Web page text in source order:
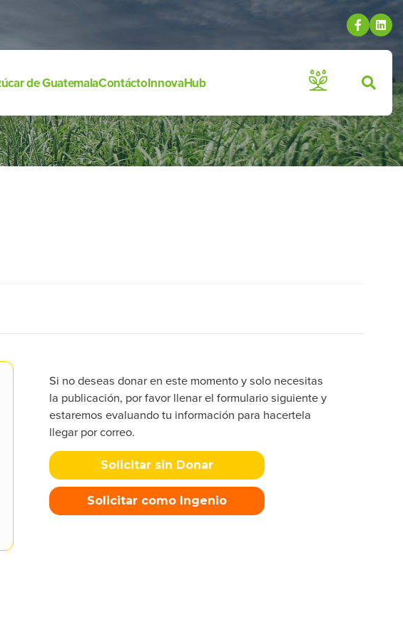
de GuatemalaContáctoInnovaHub
Si no deseas donar en este momento y solo necesitas
la publicación, por favor llenar el formulario siguiente y
estaremos evaluando tu información para hacertela
llegar por correo.
Solicitar sin Donar
Solicitar como Ingenio